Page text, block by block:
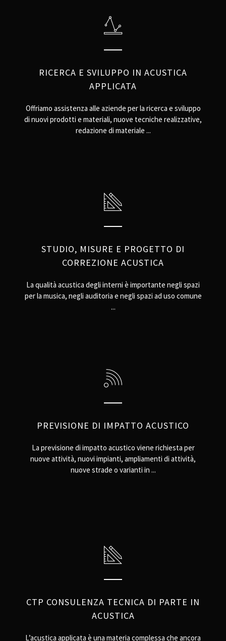
RICERCA E SVILUPPO IN ACUSTICA
APPLICATA
Offriamo assistenza alle aziende per la ricerca e sviluppo
di nuovi prodotti e materiali, nuove tecniche realizzative,
redazione di materiale ...
STUDIO, MISURE E PROGETTO DI
CORREZIONE ACUSTICA
La qualità acustica degli interni è importante negli spazi
per la musica, negli auditoria e negli spazi ad uso comune
...
PREVISIONE DI IMPATTO ACUSTICO
La previsione di impatto acustico viene richiesta per
nuove attività, nuovi impianti, ampliamenti di attività,
nuove strade o varianti in ...
CTP CONSULENZA TECNICA DI PARTE IN
ACUSTICA
L’acustica applicata è una materia complessa che ancora